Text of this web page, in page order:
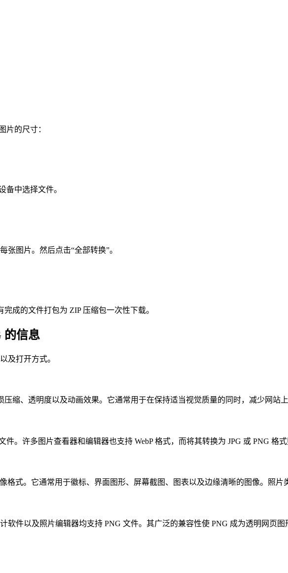
片的尺寸：
备中选择文件。
张图片。然后点击“全部转换”。
成的文件打包为 ZIP 压缩包一次性下载。
的信息
及打开方式。
压缩、透明度以及动画效果。它通常用于在保持适当视觉质量的同时，减少网站上
件。许多图片查看器和编辑器也支持 WebP 格式，而将其转换为 JPG 或 PNG 格
格式。它通常用于徽标、界面图形、屏幕截图、图表以及边缘清晰的图像。照片
软件以及照片编辑器均支持 PNG 文件。其广泛的兼容性使 PNG 成为透明网页图